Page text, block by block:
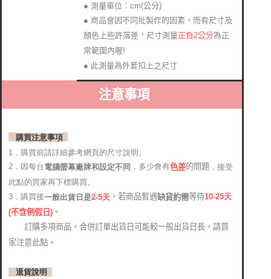
● 測量單位：cm(公分)
● 商品會因不同批製作的因素，而有尺寸及
顏色上些許落差 ， 尺寸測量正負2公分為正
常範圍內喔!
● 此測量為外套扣上之尺寸
注意事項
購買注意事項
1．購買前請詳細參考網頁的尺寸說明。
2．因每台電腦螢幕廠牌和設定不同 ，多少會有色差的問題 ，接受
此點的買家再下標購買。
3．購買後一般出貨日是2-5天 ，若商品暫遇缺貨約需等待10-25天
(不含例假日) 。
訂購多項商品，合併訂單出貨日可能較一般出貨日長，請買
家注意此點。
退貨說明